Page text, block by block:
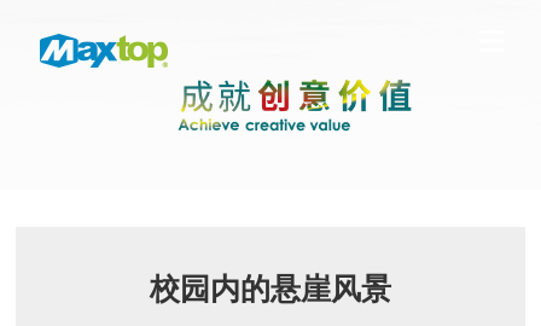
校园内的悬崖风景